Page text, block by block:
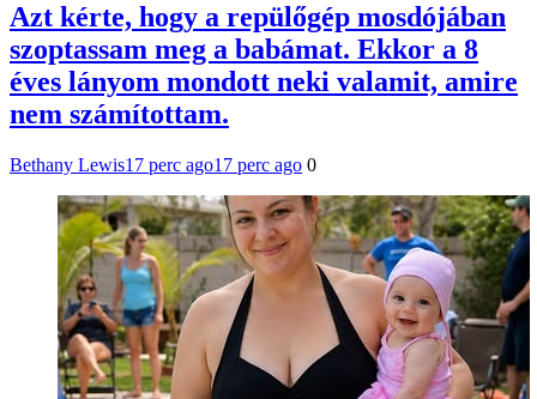
Azt kérte, hogy a repülőgép mosdójában
szoptassam meg a babámat. Ekkor a 8
éves lányom mondott neki valamit, amire
nem számítottam.
Bethany Lewis17 perc ago17 perc ago 0